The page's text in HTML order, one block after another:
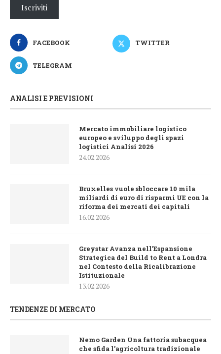
Iscriviti
FACEBOOK TWITTER
TELEGRAM
ANALISI E PREVISIONI
Mercato immobiliare logistico
europeo e sviluppo degli spazi
logistici Analisi 2026
24.02.2026
Bruxelles vuole sbloccare 10 mila
miliardi di euro di risparmi UE con la
riforma dei mercati dei capitali
16.02.2026
Greystar Avanza nell’Espansione
Strategica del Build to Rent a Londra
nel Contesto della Ricalibrazione
Istituzionale
13.02.2026
TENDENZE DI MERCATO
Nemo Garden Una fattoria subacquea
che sfida l’agricoltura tradizionale